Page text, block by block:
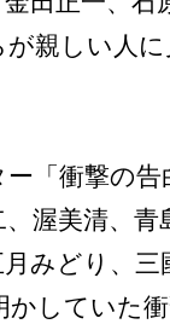
が親しい人
「衝撃の告
渥美清、青
みどり、三
かしていた